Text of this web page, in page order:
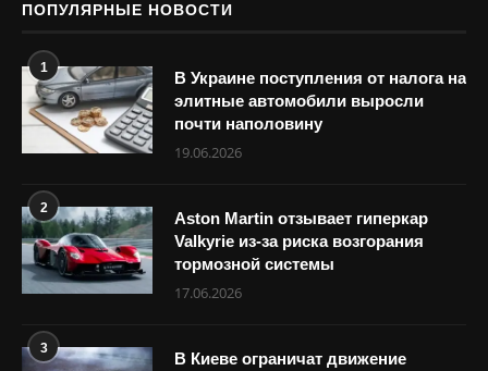
ПОПУЛЯРНЫЕ НОВОСТИ
1
В Украине поступления от налога на
элитные автомобили выросли
почти наполовину
19.06.2026
2
Aston Martin отзывает гиперкар
Valkyrie из-за риска возгорания
тормозной системы
17.06.2026
3
В Киеве ограничат движение